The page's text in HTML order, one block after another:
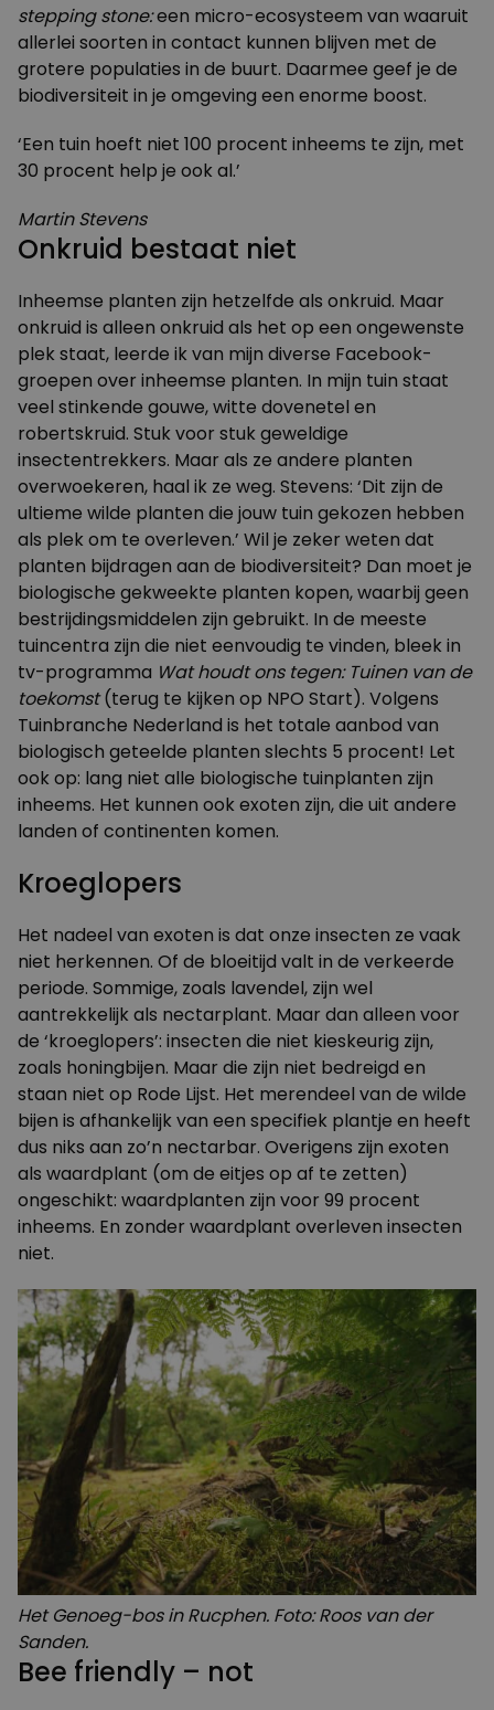
stepping stone:een micro-ecosysteem van waaruit
allerlei soorten in contact kunnen blijven met de
grotere populaties in de buurt. Daarmee geef je de
biodiversiteit in je omgeving een enorme boost.
‘Een tuin hoeft niet 100 procent inheems te zijn, met
30 procent help je ook al.’
Martin Stevens
Onkruid bestaat niet
Inheemse planten zijn hetzelfde als onkruid. Maar
onkruid is alleen onkruid als het op een ongewenste
plek staat, leerde ik van mijn diverse Facebook-
groepen over inheemse planten. In mijn tuin staat
veel stinkende gouwe, witte dovenetel en
robertskruid. Stuk voor stuk geweldige
insectentrekkers. Maar als ze andere planten
overwoekeren, haal ik ze weg. Stevens: ‘Dit zijn de
ultieme wilde planten die jouw tuin gekozen hebben
als plek om te overleven.’ Wil je zeker weten dat
planten bijdragen aan de biodiversiteit? Dan moet je
biologische gekweekte planten kopen, waarbij geen
bestrijdingsmiddelen zijn gebruikt. In de meeste
tuincentra zijn die niet eenvoudig te vinden, bleek in
tv-programma Wat houdt ons tegen: Tuinen van de
toekomst(terug te kijken op NPO Start). Volgens
Tuinbranche Nederland is het totale aanbod van
biologisch geteelde planten slechts 5 procent! Let
ook op: lang niet alle biologische tuinplanten zijn
inheems. Het kunnen ook exoten zijn, die uit andere
landen of continenten komen.
Kroeglopers
Het nadeel van exoten is dat onze insecten ze vaak
niet herkennen. Of de bloeitijd valt in de verkeerde
periode. Sommige, zoals lavendel, zijn wel
aantrekkelijk als nectarplant. Maar dan alleen voor
de ‘kroeglopers’: insecten die niet kieskeurig zijn,
zoals honingbijen. Maar die zijn niet bedreigd en
staan niet op Rode Lijst. Het merendeel van de wilde
bijen is afhankelijk van een specifiek plantje en heeft
dus niks aan zo’n nectarbar. Overigens zijn exoten
als waardplant (om de eitjes op af te zetten)
ongeschikt: waardplanten zijn voor 99 procent
inheems. En zonder waardplant overleven insecten
niet.
Het Genoeg-bos in Rucphen. Foto: Roos van der
Sanden.
Bee friendly – not